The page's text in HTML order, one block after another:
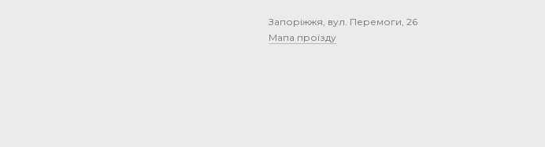
Запоріжжя, вул. Перемоги, 26
Мапа проїзду